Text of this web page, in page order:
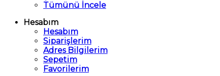
Tümünü İncele
Hesabım
Hesabım
Siparişlerim
Adres Bilgilerim
Sepetim
Favorilerim